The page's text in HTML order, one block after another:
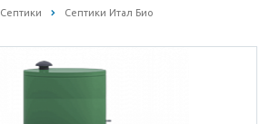
Септики Септики Итал Био